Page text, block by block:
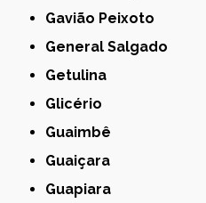
Gavião Peixoto
General Salgado
Getulina
Glicério
Guaimbê
Guaiçara
Guapiara